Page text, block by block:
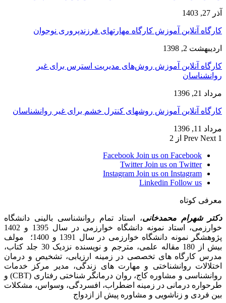
آذر 27, 1403
کارگاه آنلاین آموزش کارگاه مهارتهای فرزندپروری نوجوان
اردیبهشت 2, 1398
کارگاه آنلاین آموزش روش‌های مدیریت استرس برای غیر
روانشناسان
مرداد 21, 1396
کارگاه آنلاین آموزش روشهای کنترل خشم برای غیر روانشناسان
مرداد 11, 1396
Prev Next 1 از 2
Facebook Join us on Facebook
Twitter Join us on Twitter
Instagram Join us on Instagram
Linkedin Follow us
معرفی کوتاه
دکتر شهرام محمدخانی، استاد تمام روانشناسی بالینی دانشگاه
خوارزمی، استاد نمونه دانشگاه خوارزمی در سال 1395 و 1402
پژوهشگر نمونه دانشگاه خوارزمی در سال 1391 و 1400؛ مولف
بیش از 180 مقاله علمی، مترجم و نویسنده نزدیک 30 جلد کتاب،
مدرس کارگاه­ های تخصصی در زمینه ارزیابی، تشخیص و درمان
اختلالات روانشناختی و مهارت های زندگی، مدیر مرکز خدمات
روانشناسی و مشاوره کاج، روان­ درمانگر شناختی رفتاری (CBT) و
طرحواره درمانی در زمینه اضطراب، افسردگی، وسواس، مشکلات
بین فردی و زناشویی و مشاوره پیش از ازدواج